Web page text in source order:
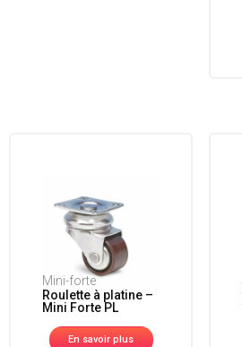
Mini-forte
Roulette à platine –
Mini Forte PL
En savoir plus